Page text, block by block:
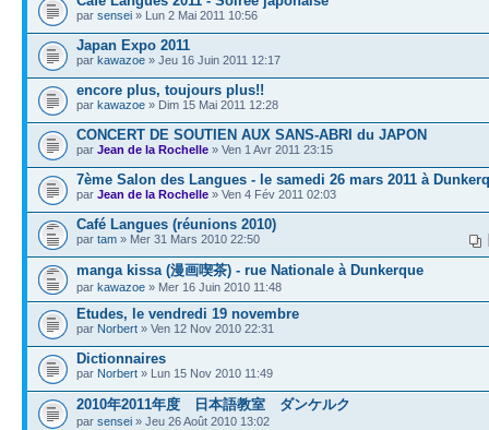
par sensei » Lun 2 Mai 2011 10:56
Japan Expo 2011
par kawazoe » Jeu 16 Juin 2011 12:17
encore plus, toujours plus!!
par kawazoe » Dim 15 Mai 2011 12:28
CONCERT DE SOUTIEN AUX SANS‐ABRI du JAPON
par Jean de la Rochelle » Ven 1 Avr 2011 23:15
7ème Salon des Langues - le samedi 26 mars 2011 à
par Jean de la Rochelle » Ven 4 Fév 2011 02:03
Café Langues (réunions 2010)
par tam » Mer 31 Mars 2010 22:50
manga kissa (漫画喫茶) - rue Nationale à Dunkerque
par kawazoe » Mer 16 Juin 2010 11:48
Etudes, le vendredi 19 novembre
par Norbert » Ven 12 Nov 2010 22:31
Dictionnaires
par Norbert » Lun 15 Nov 2010 11:49
2010年2011年度 日本語教室 ダンケルク
par sensei » Jeu 26 Août 2010 13:02